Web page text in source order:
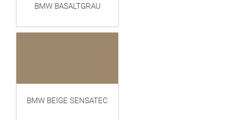
BMW BASALTGRAU
BMW BEIGE SENSATEC